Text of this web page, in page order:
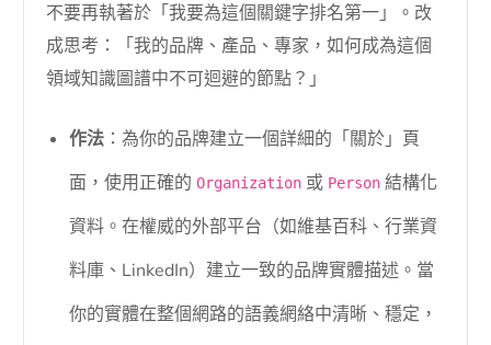
不要再執著於「我要為這個關鍵字排名第一」。改
成思考：「我的品牌、產品、專家，如何成為這個
領域知識圖譜中不可迴避的節點？」
作法 ：為你的品牌建立一個詳細的「關於」頁
面，使用正確的Organization 或 Person 結構化
資料。在權威的外部平台（如維基百科、行業資
料庫、LinkedIn）建立一致的品牌實體描述。當
你的實體在整個網路的語義網絡中清晰、穩定，